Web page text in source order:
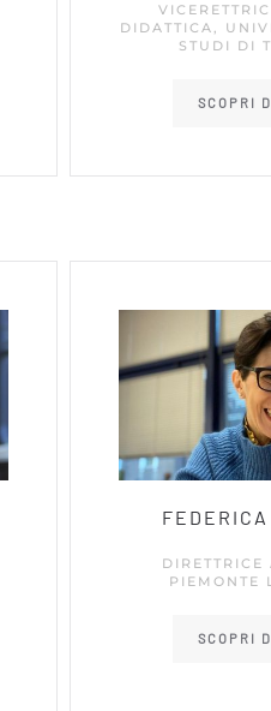
DIDATTICA,
STUDI DI
SCOPRI
FEDERICA
DIRETTRICE
PIEMONTE
SCOPRI